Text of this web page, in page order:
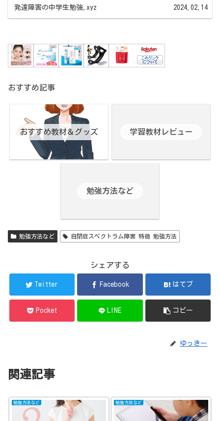
発達障害の中学生勉強.xyz 2024.02.14
おすすめ記事
おすすめ教材＆グッズ 学習教材レビュー
勉強方法など
勉強方法など 自閉症スペクトラム障害 特徴 勉強方法
シェアする
Twitter Facebook はてブ
Pocket LINE コピー
ゆっきー
関連記事
勉強方法など 勉強方法など